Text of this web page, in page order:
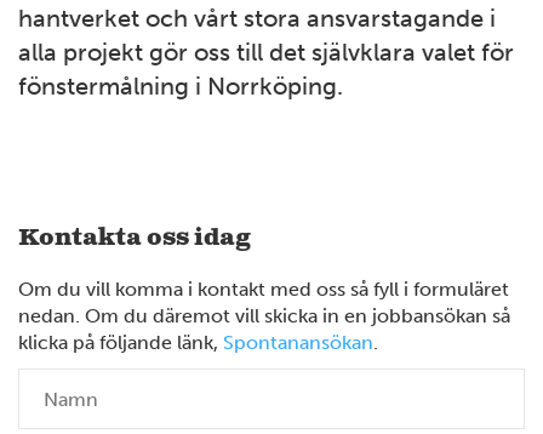
hantverket och vårt stora ansvarstagande i
alla projekt gör oss till det självklara valet för
fönstermålning i Norrköping.
Kontakta oss idag
Om du vill komma i kontakt med oss så fyll i formuläret
nedan. Om du däremot vill skicka in en jobbansökan så
klicka på följande länk, Spontanansökan.